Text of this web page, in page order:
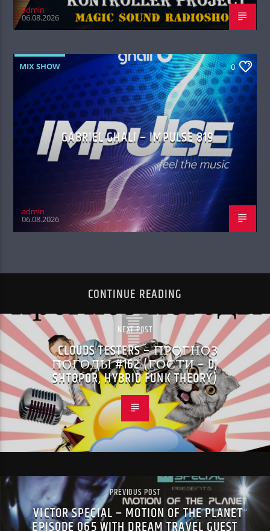
admin
06.08.2026
MIX SHOW 0
GABRIEL GHALI – IMPULSE 819
admin
06.08.2026
CONTINUE READING
NEXT POST
CLOUDS TESTERS – ПРОГНОЗ
ПОГОДЫ #162 (ГОСТИ – DJ
SHTOPOR, HYBRID FUNK THEORY)
PREVIOUS POST
VICTOR SPECIAL – MOTION OF THE PLANET